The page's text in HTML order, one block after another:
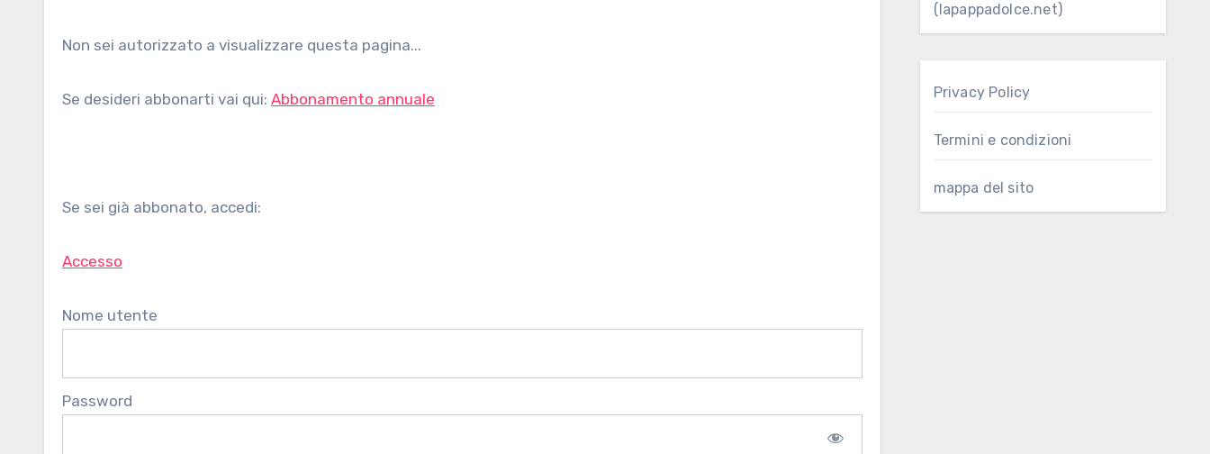
Non sei autorizzato a visualizzare questa pagina...
Se desideri abbonarti vai qui: Abbonamento annuale
Se sei già abbonato, accedi:
Accesso
Nome utente
Password
(lapappadolce.net)
Privacy Policy
Termini e condizioni
mappa del sito